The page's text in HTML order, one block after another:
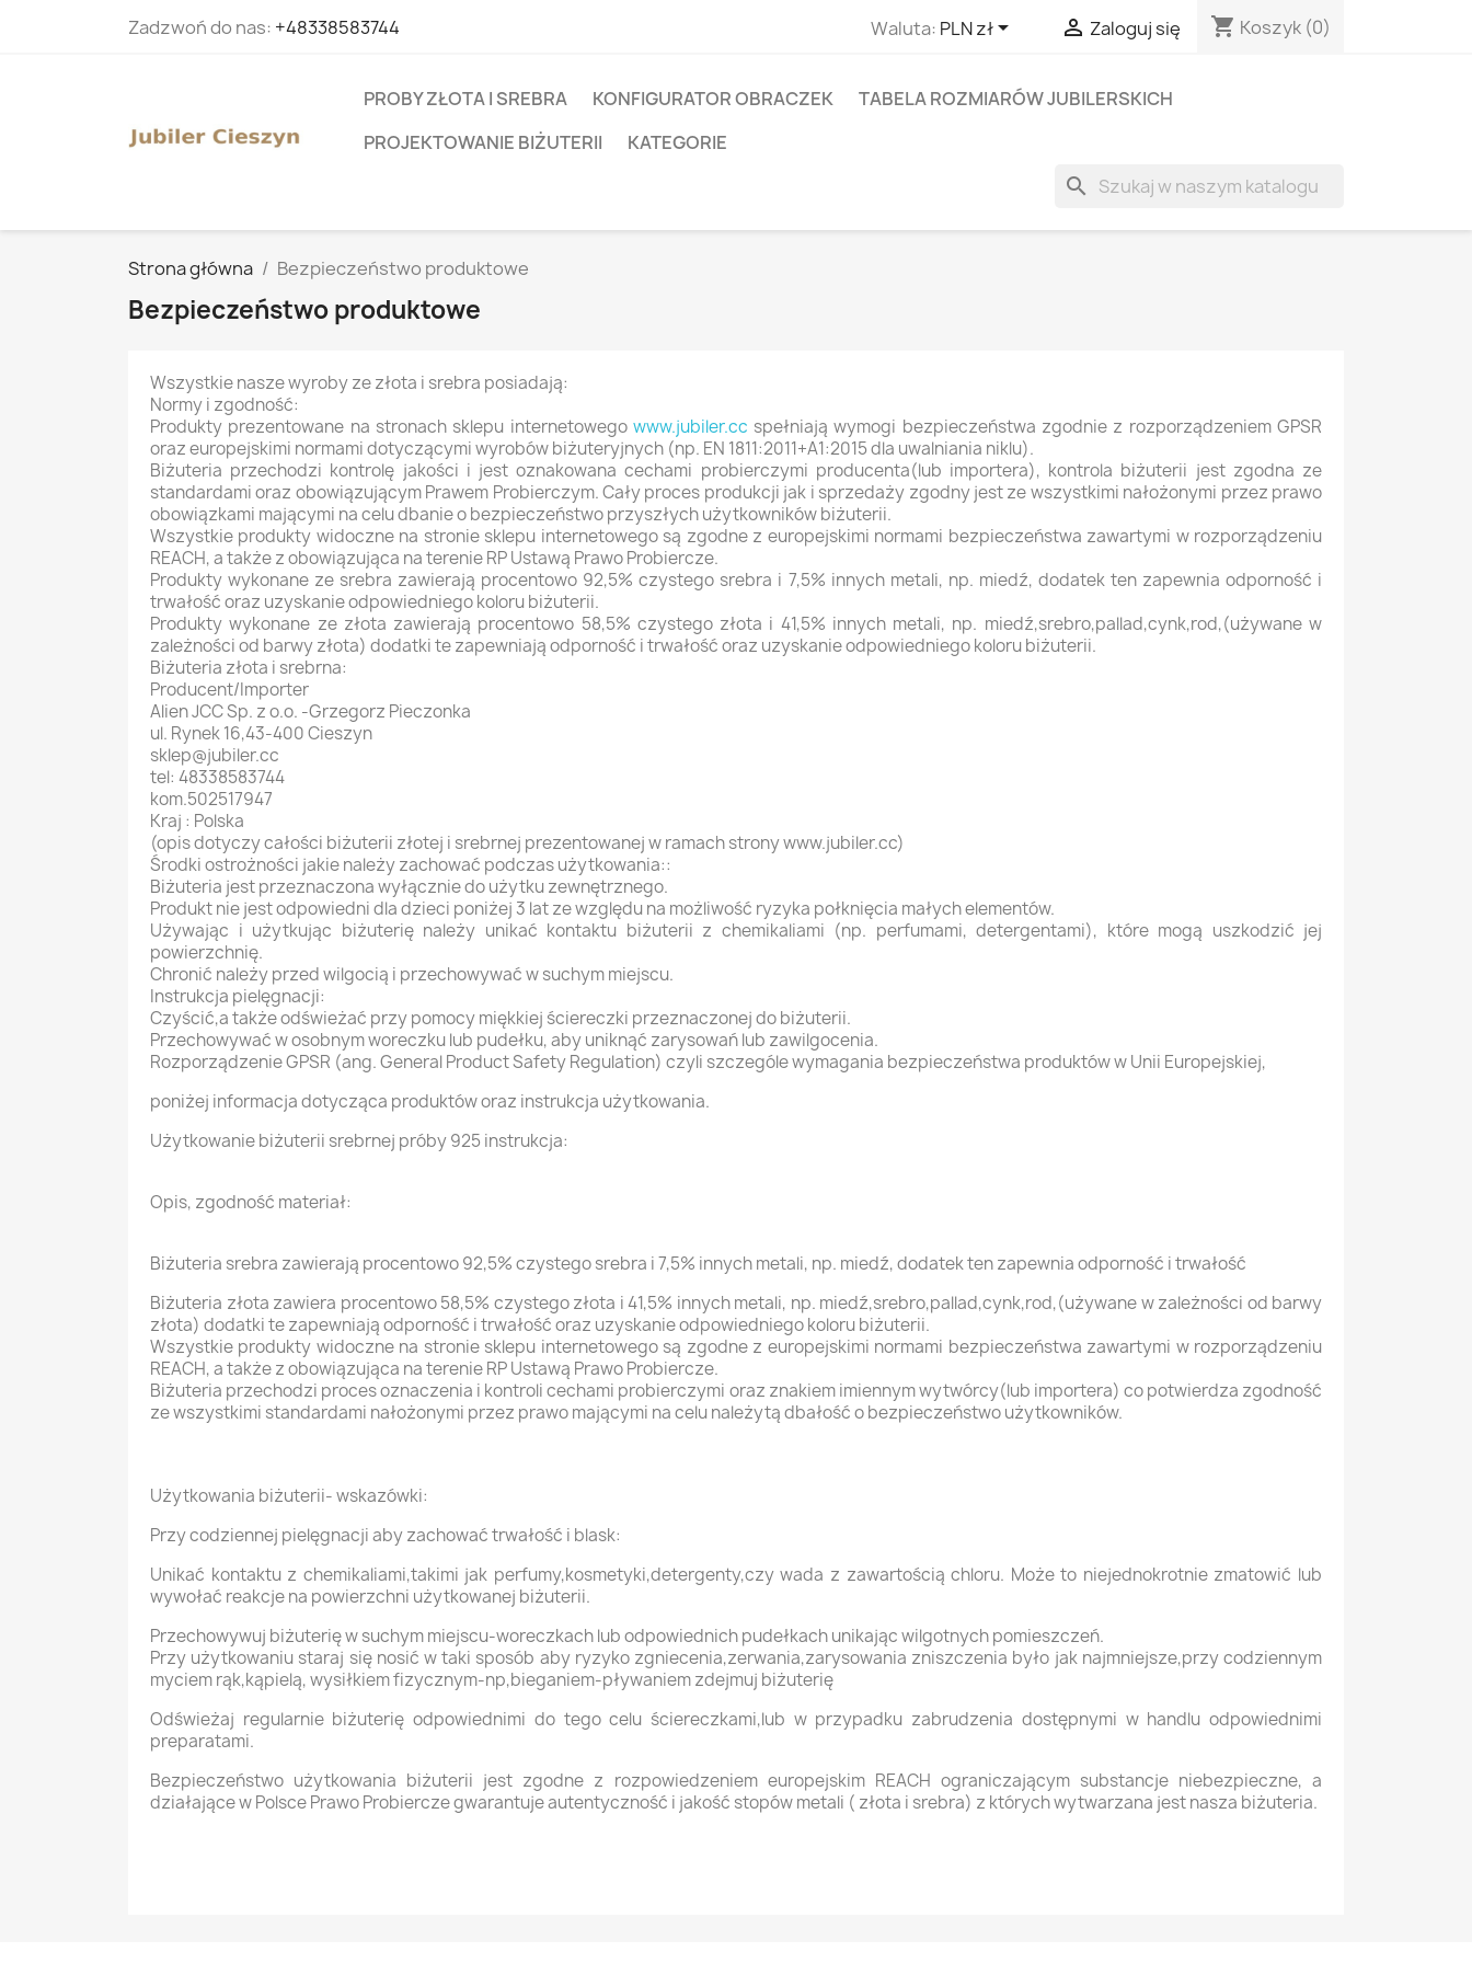
Zadzwoń do nas: +48338583744 Waluta: PLN zł  Zaloguj się shopping_cart Koszyk (0)
PROBY ZŁOTA I SREBRA KONFIGURATOR OBRACZEK
TABELA ROZMIARÓW JUBILERSKICH
PROJEKTOWANIE BIŻUTERII
KATEGORIE
search
Strona główna Bezpieczeństwo produktowe
Bezpieczeństwo produktowe
Wszystkie nasze wyroby ze złota i srebra posiadają:
Normy i zgodność:
Produkty prezentowane na stronach sklepu internetowego www.jubiler.cc spełniają wymogi bezpieczeństwa zgodnie z rozporządzeniem GPSR
oraz europejskimi normami dotyczącymi wyrobów biżuteryjnych (np. EN 1811:2011+A1:2015 dla uwalniania niklu).
Biżuteria przechodzi kontrolę jakości i jest oznakowana cechami probierczymi producenta(lub importera), kontrola biżuterii jest zgodna ze
standardami oraz obowiązującym Prawem Probierczym. Cały proces produkcji jak i sprzedaży zgodny jest ze wszystkimi nałożonymi przez prawo
obowiązkami mającymi na celu dbanie o bezpieczeństwo przyszłych użytkowników biżuterii.
Wszystkie produkty widoczne na stronie sklepu internetowego są zgodne z europejskimi normami bezpieczeństwa zawartymi w rozporządzeniu
REACH, a także z obowiązująca na terenie RP Ustawą Prawo Probiercze.
Produkty wykonane ze srebra zawierają procentowo 92,5% czystego srebra i 7,5% innych metali, np. miedź, dodatek ten zapewnia odporność i
trwałość oraz uzyskanie odpowiedniego koloru biżuterii.
Produkty wykonane ze złota zawierają procentowo 58,5% czystego złota i 41,5% innych metali, np. miedź,srebro,pallad,cynk,rod,(używane w
zależności od barwy złota) dodatki te zapewniają odporność i trwałość oraz uzyskanie odpowiedniego koloru biżuterii.
Biżuteria złota i srebrna:
Producent/Importer
Alien JCC Sp. z o.o. -Grzegorz Pieczonka
ul. Rynek 16,43-400 Cieszyn
sklep@jubiler.cc
tel: 48338583744
kom.502517947
Kraj : Polska
(opis dotyczy całości biżuterii złotej i srebrnej prezentowanej w ramach strony www.jubiler.cc)
Środki ostrożności jakie należy zachować podczas użytkowania::
Biżuteria jest przeznaczona wyłącznie do użytku zewnętrznego.
Produkt nie jest odpowiedni dla dzieci poniżej 3 lat ze względu na możliwość ryzyka połknięcia małych elementów.
Używając i użytkując biżuterię należy unikać kontaktu biżuterii z chemikaliami (np. perfumami, detergentami), które mogą uszkodzić jej
powierzchnię.
Chronić należy przed wilgocią i przechowywać w suchym miejscu.
Instrukcja pielęgnacji:
Czyścić,a także odświeżać przy pomocy miękkiej ściereczki przeznaczonej do biżuterii.
Przechowywać w osobnym woreczku lub pudełku, aby uniknąć zarysowań lub zawilgocenia.
Rozporządzenie GPSR (ang. General Product Safety Regulation) czyli szczególe wymagania bezpieczeństwa produktów w Unii Europejskiej,
poniżej informacja dotycząca produktów oraz instrukcja użytkowania.
Użytkowanie biżuterii srebrnej próby 925 instrukcja:
Opis, zgodność materiał:
Biżuteria srebra zawierają procentowo 92,5% czystego srebra i 7,5% innych metali, np. miedź, dodatek ten zapewnia odporność i trwałość
Biżuteria złota zawiera procentowo 58,5% czystego złota i 41,5% innych metali, np. miedź,srebro,pallad,cynk,rod,(używane w zależności od barwy
złota) dodatki te zapewniają odporność i trwałość oraz uzyskanie odpowiedniego koloru biżuterii.
Wszystkie produkty widoczne na stronie sklepu internetowego są zgodne z europejskimi normami bezpieczeństwa zawartymi w rozporządzeniu
REACH, a także z obowiązująca na terenie RP Ustawą Prawo Probiercze.
Biżuteria przechodzi proces oznaczenia i kontroli cechami probierczymi oraz znakiem imiennym wytwórcy(lub importera) co potwierdza zgodność
ze wszystkimi standardami nałożonymi przez prawo mającymi na celu należytą dbałość o bezpieczeństwo użytkowników.
Użytkowania biżuterii- wskazówki:
Przy codziennej pielęgnacji aby zachować trwałość i blask:
Unikać kontaktu z chemikaliami,takimi jak perfumy,kosmetyki,detergenty,czy wada z zawartością chloru. Może to niejednokrotnie zmatowić lub
wywołać reakcje na powierzchni użytkowanej biżuterii.
Przechowywuj biżuterię w suchym miejscu-woreczkach lub odpowiednich pudełkach unikając wilgotnych pomieszczeń.
Przy użytkowaniu staraj się nosić w taki sposób aby ryzyko zgniecenia,zerwania,zarysowania zniszczenia było jak najmniejsze,przy codziennym
myciem rąk,kąpielą, wysiłkiem fizycznym-np,bieganiem-pływaniem zdejmuj biżuterię
Odświeżaj regularnie biżuterię odpowiednimi do tego celu ściereczkami,lub w przypadku zabrudzenia dostępnymi w handlu odpowiednimi
preparatami.
Bezpieczeństwo użytkowania biżuterii jest zgodne z rozpowiedzeniem europejskim REACH ograniczającym substancje niebezpieczne, a
działające w Polsce Prawo Probiercze gwarantuje autentyczność i jakość stopów metali ( złota i srebra) z których wytwarzana jest nasza biżuteria.